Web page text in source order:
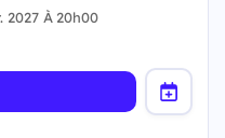
2027 À 20h00